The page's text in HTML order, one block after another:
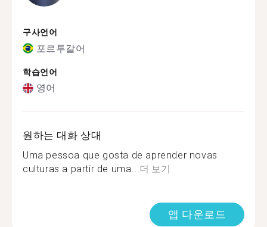
구사언어
포르투갈어
학습언어
영어
원하는 대화 상대
Uma pessoa que gosta de aprender novas
culturas a partir de uma...더 보기
앱 다운로드